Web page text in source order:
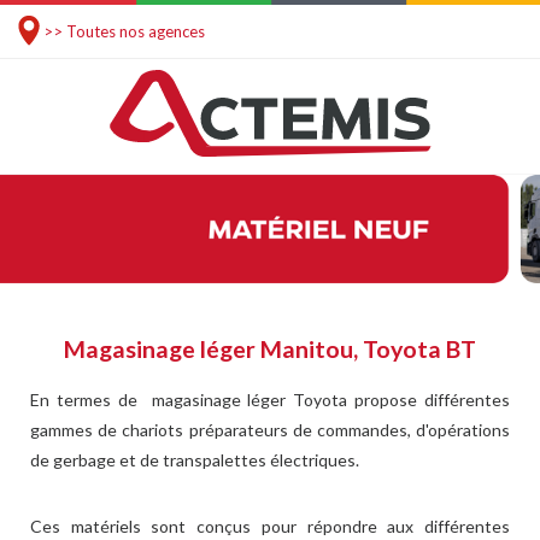
>> Toutes nos agences
Magasinage léger Manitou, Toyota BT
En termes de magasinage léger Toyota propose différentes
gammes de chariots préparateurs de commandes, d'opérations
de gerbage et de transpalettes électriques.
Ces matériels sont conçus pour répondre aux différentes